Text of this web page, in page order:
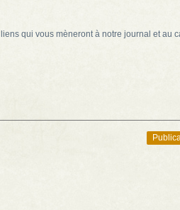
qui vous mèneront à notre journal et au